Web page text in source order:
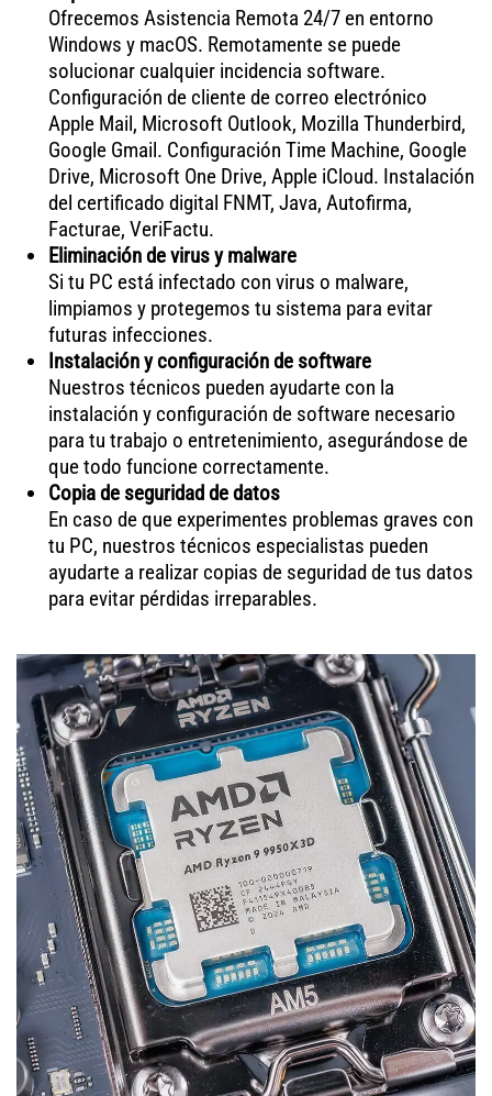
Ofrecemos Asistencia Remota 24/7 en entorno
Windows y macOS. Remotamente se puede
solucionar cualquier incidencia software.
Configuración de cliente de correo electrónico
Apple Mail, Microsoft Outlook, Mozilla Thunderbird,
Google Gmail. Configuración Time Machine, Google
Drive, Microsoft One Drive, Apple iCloud. Instalación
del certificado digital FNMT, Java, Autofirma,
Facturae, VeriFactu.
Eliminación de virus y malware
Si tu PC está infectado con virus o malware,
limpiamos y protegemos tu sistema para evitar
futuras infecciones.
Instalación y configuración de software
Nuestros técnicos pueden ayudarte con la
instalación y configuración de software necesario
para tu trabajo o entretenimiento, asegurándose de
que todo funcione correctamente.
Copia de seguridad de datos
En caso de que experimentes problemas graves con
tu PC, nuestros técnicos especialistas pueden
ayudarte a realizar copias de seguridad de tus datos
para evitar pérdidas irreparables.